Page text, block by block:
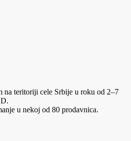
na teritoriji cele Srbije u roku od 2–7
u nekoj od 80 prodavnica.